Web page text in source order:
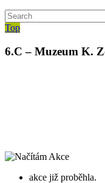
Top
6.C – Muzeum K.
akce již proběhla.